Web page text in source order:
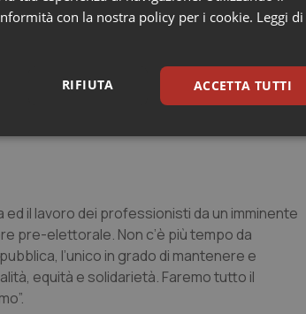
per remunerare il disagio e costruire un
il lavoro dei professionisti da un imminente
pre-elettorale. Non c’è più tempo da
l’unico in grado di mantenere e
equità e solidarietà. Faremo tutto il
con la nostra policy per i cookie. Leggi di
ACCETTA TUTTI
RIFIUTA
Marketing
Statistici Marketing
funzionalità di base quali la navigazione sulle pagine
di funzionare correttamente senza questi cookie.